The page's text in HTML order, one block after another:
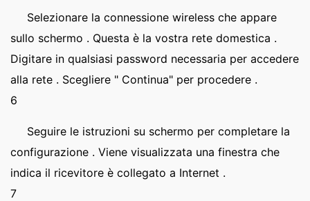
Selezionare la connessione wireless che appare
sullo schermo . Questa è la vostra rete domestica .
Digitare in qualsiasi password necessaria per accedere
alla rete . Scegliere " Continua" per procedere .
6
Seguire le istruzioni su schermo per completare la
configurazione . Viene visualizzata una finestra che
indica il ricevitore è collegato a Internet .
7